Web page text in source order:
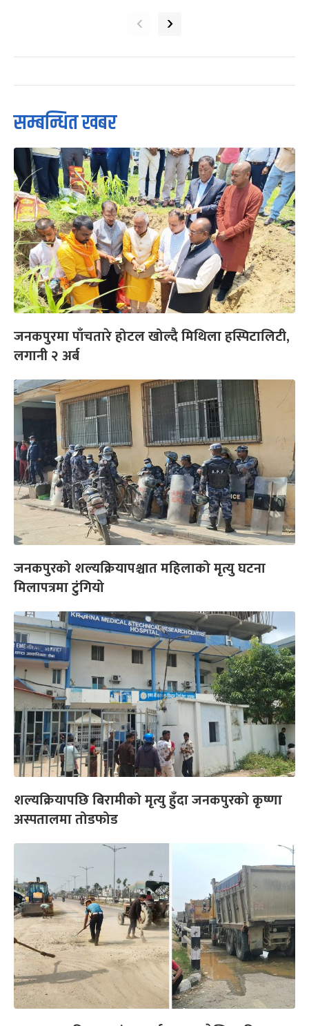
‹ ›
सम्बन्धित खबर
जनकपुरमा पाँचतारे होटल खोल्दै मिथिला हस्पिटालिटी,
लगानी २ अर्ब
जनकपुरको शल्यक्रियापश्चात महिलाको मृत्यु घटना
मिलापत्रमा टुंगियो
शल्यक्रियापछि बिरामीको मृत्यु हुँदा जनकपुरको कृष्णा
अस्पतालमा तोडफोड